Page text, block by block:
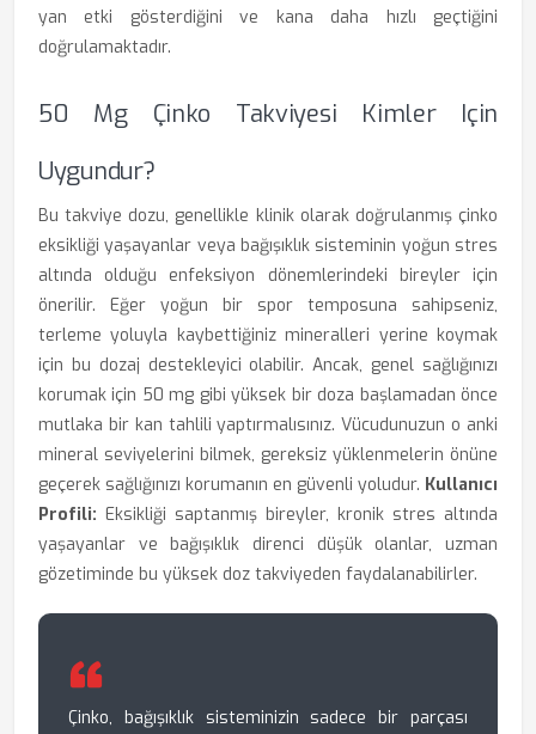
yan etki gösterdiğini ve kana daha hızlı geçtiğini
doğrulamaktadır.
50 Mg Çinko Takviyesi Kimler Için
Uygundur?
Bu takviye dozu, genellikle klinik olarak doğrulanmış çinko
eksikliği yaşayanlar veya bağışıklık sisteminin yoğun stres
altında olduğu enfeksiyon dönemlerindeki bireyler için
önerilir. Eğer yoğun bir spor temposuna sahipseniz,
terleme yoluyla kaybettiğiniz mineralleri yerine koymak
için bu dozaj destekleyici olabilir. Ancak, genel sağlığınızı
korumak için 50 mg gibi yüksek bir doza başlamadan önce
mutlaka bir kan tahlili yaptırmalısınız. Vücudunuzun o anki
mineral seviyelerini bilmek, gereksiz yüklenmelerin önüne
geçerek sağlığınızı korumanın en güvenli yoludur. Kullanıcı
Profili: Eksikliği saptanmış bireyler, kronik stres altında
yaşayanlar ve bağışıklık direnci düşük olanlar, uzman
gözetiminde bu yüksek doz takviyeden faydalanabilirler.
Çinko, bağışıklık sisteminizin sadece bir parçası